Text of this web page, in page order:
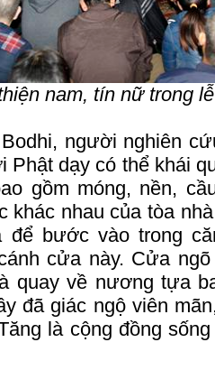
nam, tín nữ trong
người nghiên
Phật dạy có thể khái
gồm móng, nền,
khác nhau của tòa
để bước vào trong
cửa này. Cửa
quay về nương tựa
đã giác ngộ viên
là cộng đồng